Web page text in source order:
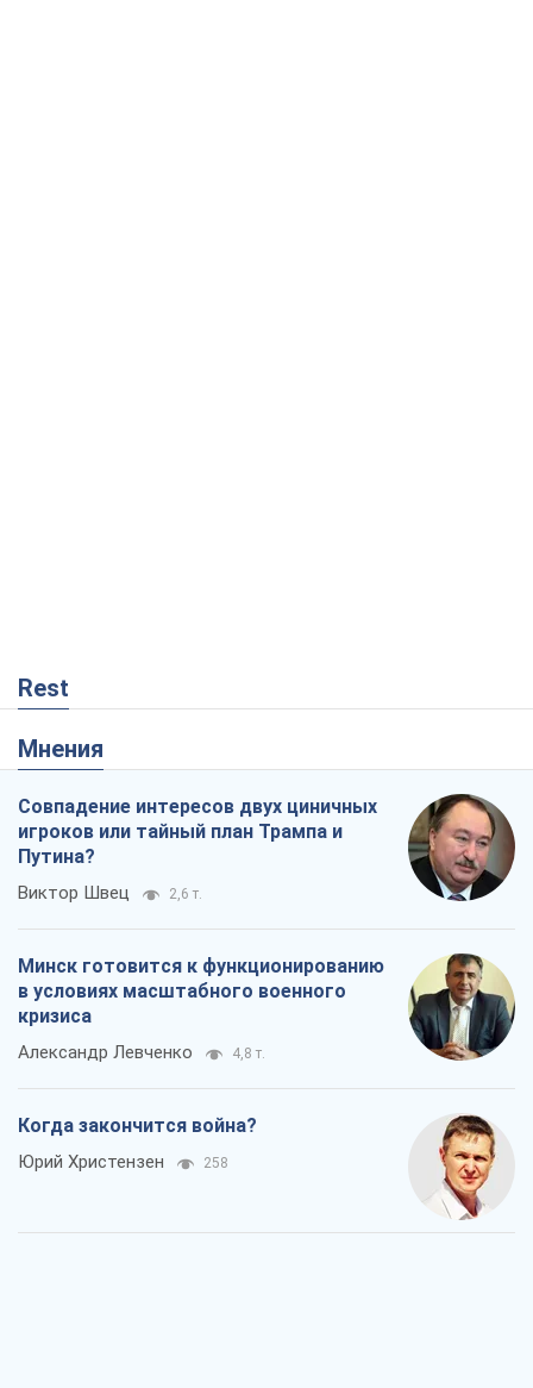
Rest
Мнения
Совпадение интересов двух циничных
игроков или тайный план Трампа и
Путина?
Виктор Швец 2,6 т.
Минск готовится к функционированию
в условиях масштабного военного
кризиса
Александр Левченко 4,8 т.
Когда закончится война?
Юрий Христензен 258